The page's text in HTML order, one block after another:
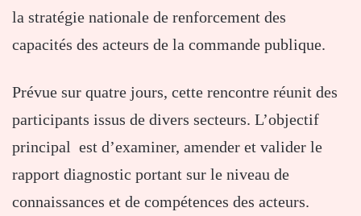
la stratégie nationale de renforcement des
capacités des acteurs de la commande publique.
Prévue sur quatre jours, cette rencontre réunit des
participants issus de divers secteurs. L’objectif
principal est d’examiner, amender et valider le
rapport diagnostic portant sur le niveau de
connaissances et de compétences des acteurs.